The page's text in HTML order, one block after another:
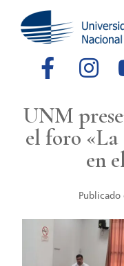
UNM
el foro
en
Publicado